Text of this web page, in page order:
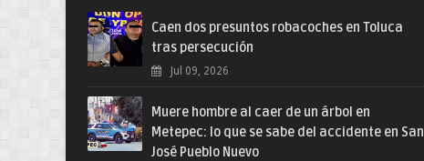
Caen dos presuntos robacoches en Toluca
tras persecución
Jul 09, 2026
Muere hombre al caer de un árbol en
Metepec: lo que se sabe del accidente en San
José Pueblo Nuevo